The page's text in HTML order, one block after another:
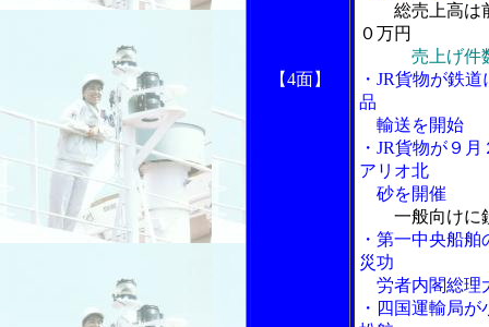
【4面】
総売上高は
０万円
売上げ件
・JR貨物が鉄
品
輸送を開始
・JR貨物が９
アリオ北
砂を開催
一般向けに
・第一中央船
災功
労者内閣総理
・四国運輸局